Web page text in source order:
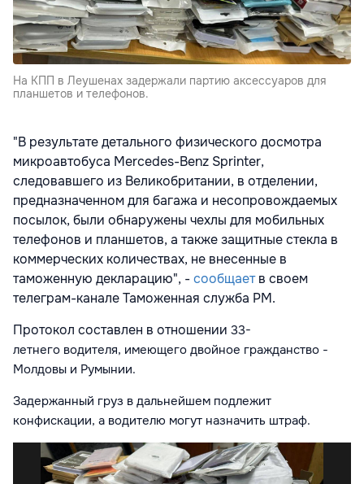
На КПП в Леушенах задержали партию аксессуаров для
планшетов и телефонов.
"В результате детального физического досмотра
микроавтобуса Mercedes-Benz Sprinter,
следовавшего из Великобритании, в отделении,
предназначенном для багажа и несопровождаемых
посылок, были обнаружены чехлы для мобильных
телефонов и планшетов, а также защитные стекла в
коммерческих количествах, не внесенные в
таможенную декларацию", -сообщаетв своем
телеграм-канале Таможенная служба РМ.
Протокол составлен в отношении 33-
летнего водителя, имеющего двойное гражданство -
Молдовы и Румынии.
Задержанный груз в дальнейшем подлежит
конфискации, а водителю могут назначить штраф.